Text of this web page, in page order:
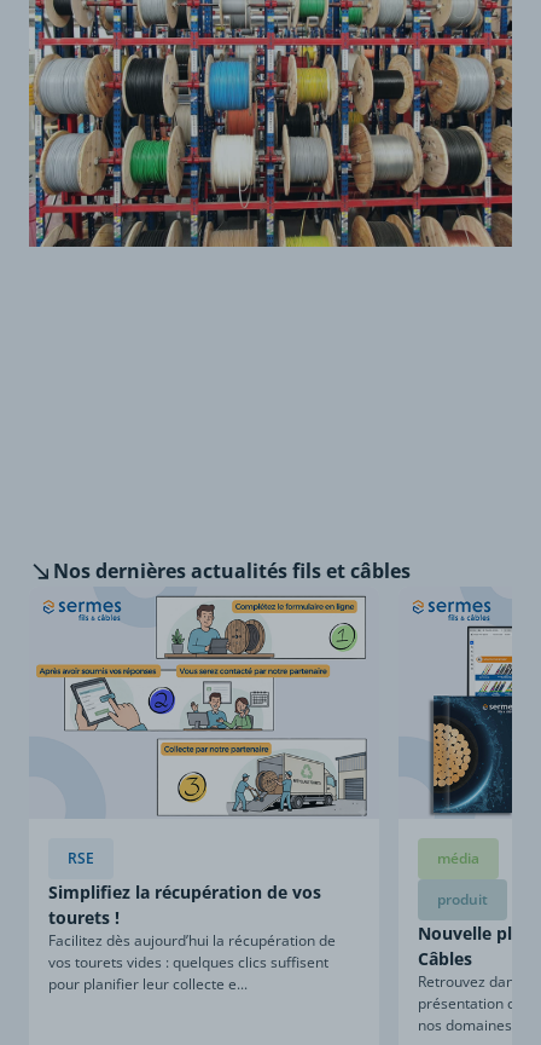
Nos dernièresactualités fils et câbles
RSE
Simplifiez la récupération de vos
tourets !
Facilitez dès aujourd’hui la récupération de
vos tourets vides : quelques clics suffisent
pour planifier leur collecte e...
média
produit
Nouvelle
Câbles
Retrouvez dans
présentation
nos domaines